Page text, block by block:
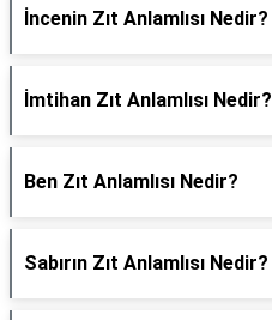
İncenin Zıt Anlamlısı Nedir?
İmtihan Zıt Anlamlısı Nedir?
Ben Zıt Anlamlısı Nedir?
Sabırın Zıt Anlamlısı Nedir?